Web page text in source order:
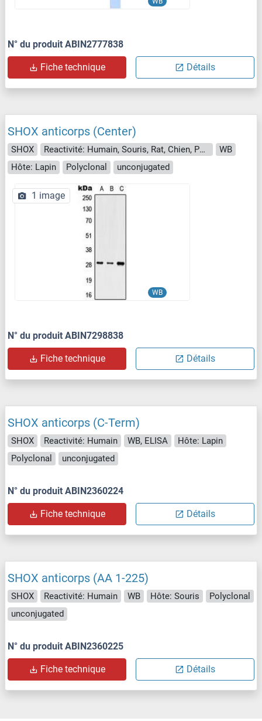
N° du produit ABIN2777838
Fiche technique Détails
SHOX anticorps (Center)
SHOX Reactivité: Humain, Souris, Rat, Chien, Poulet
WB
Hôte: Lapin
Polyclonal unconjugated
WB
1 image
N° du produit ABIN7298838
Fiche technique Détails
SHOX anticorps (C-Term)
SHOX Reactivité: Humain WB, ELISA
Hôte: Lapin
Polyclonal
unconjugated
N° du produit ABIN2360224
Fiche technique Détails
SHOX anticorps (AA 1-225)
SHOX Reactivité: Humain WB Hôte: Souris
Polyclonal
unconjugated
N° du produit ABIN2360225
Fiche technique Détails